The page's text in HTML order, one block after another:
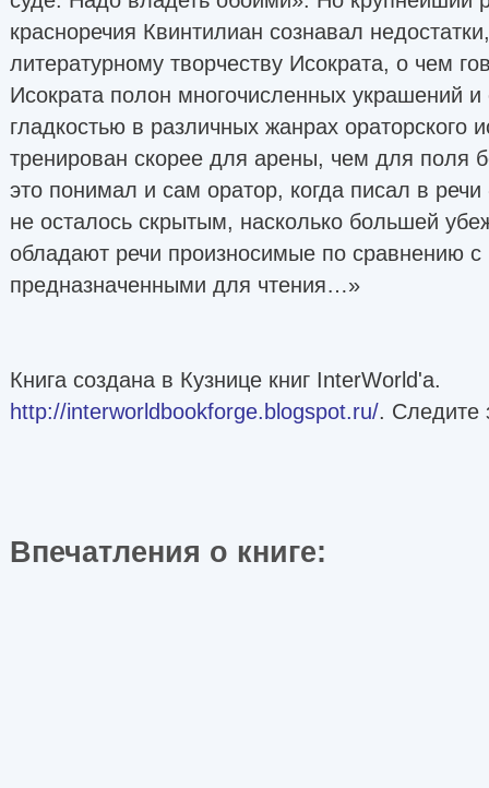
красноречия Квинтилиан сознавал
литературному творчеству Исократа, о чем
Исократа полон многочисленных украшений
гладкостью в различных жанрах ораторского
тренирован скорее для арены, чем для поля
это понимал и сам оратор, когда писал в
не осталось скрытым, насколько большей
обладают речи произносимые по сравнению с
предназначенными для чтения…»
Книга создана в Кузнице книг InterWorld'а.
http://interworldbookforge.blogspot.ru/. Следите
Впечатления о книге: